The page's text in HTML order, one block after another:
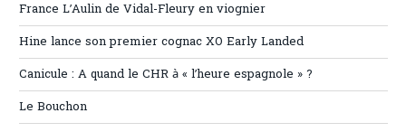
France L’Aulin de Vidal-Fleury en viognier
Hine lance son premier cognac XO Early Landed
Canicule : A quand le CHR à « l’heure espagnole » ?
Le Bouchon